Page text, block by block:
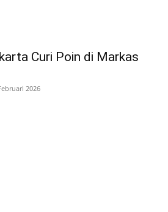
Curi Poin di Markas
2026